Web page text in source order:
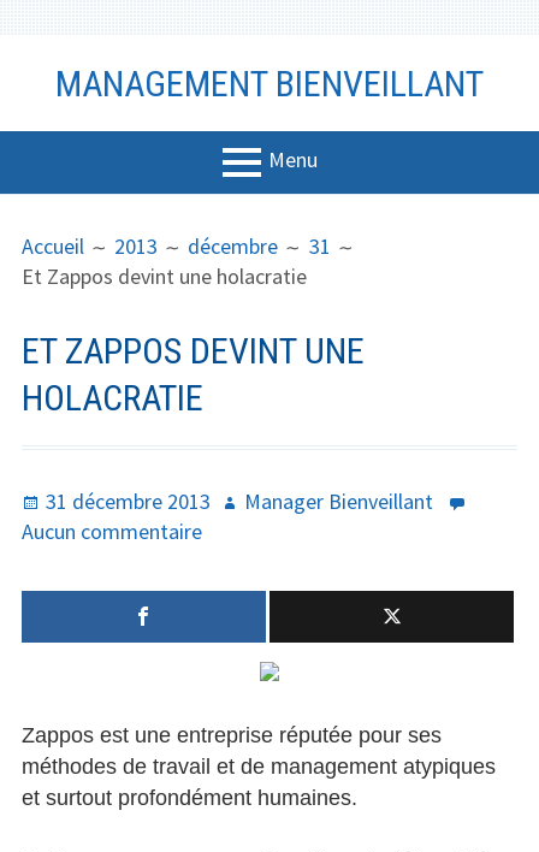
MANAGEMENT BIENVEILLANT
Menu
PRINCIPAL
Bien-être
Vidéo
Coaching
Communicati
Productivité
Santé
Créativité
Marketing
Humour
D'ARIANE
Accueil 2013 décembre
31
Et Zappos devint une holacratie
ET ZAPPOS DEVINT UNE
HOLACRATIE
Publié
le
31 décembre 2013 Auteur
Manager Bienveillant
Aucun commentairesur
Zappos
une
holacratie
Zappos est une entreprise réputée pour ses
méthodes de travail et de management atypiques
et surtout profondément humaines.